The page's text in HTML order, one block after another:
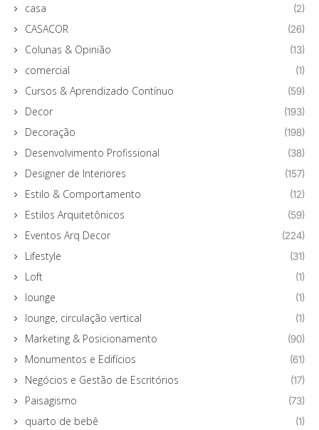
casa (2)
CASACOR (26)
Colunas & Opinião (13)
comercial (1)
Cursos & Aprendizado Contínuo (59)
Decor (193)
Decoração (198)
Desenvolvimento Profissional (38)
Designer de Interiores (157)
Estilo & Comportamento (12)
Estilos Arquitetônicos (59)
Eventos Arq Decor (224)
Lifestyle (31)
Loft (1)
lounge (1)
lounge, circulação vertical (1)
Marketing & Posicionamento (90)
Monumentos e Edifícios (61)
Negócios e Gestão de Escritórios (17)
Paisagismo (73)
quarto de bebê (1)